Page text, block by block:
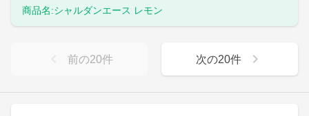
商品名:シャルダンエース レモン
前の20件 次の20件